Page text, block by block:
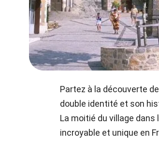
Partez à la découverte
double identité et son
La moitié du village
incroyable et unique en